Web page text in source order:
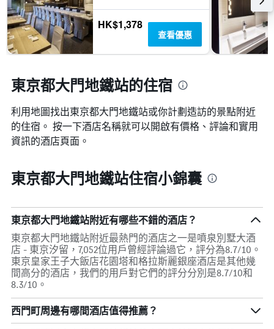
HK$1,378
查看優惠
東京都大門地鐵站的住宿
利用地圖找出東京都大門地鐵站​​或你計劃造訪的景點附近
的住宿。 按一下酒店名稱就可以開啟有價格、評論和實用
資訊的酒店頁面。
東京都大門地鐵站住宿小錦囊
東京都大門地鐵站附近有哪些不錯的酒店？
東京都大門地鐵站附近最熱門的酒店之一是噴泉別墅大酒
店 - 東京汐留，7,052位用戶曾經評論過它，評分為8.7/10。
東京皇家王子大飯店花園塔和格拉斯麗銀座酒店是其他幾
間高分的酒店，我們的用戶對它們的評分分別是8.7/10和
8.3/10。
西門町周邊有哪間酒店值得推薦？